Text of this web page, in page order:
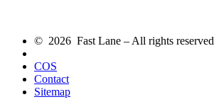
© 2026 Fast Lane – All rights reserved
COS
Contact
Sitemap